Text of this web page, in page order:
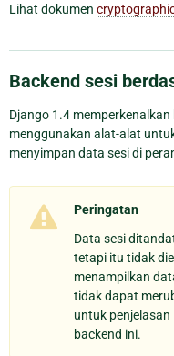
Lihat dokumen
Backend sesi
Django 1.4
menggunakan alat-alat
menyimpan data sesi di
Peringatan
Data sesi
tetapi itu tidak
menampilkan
tidak dapat
untuk penjelasan
backend ini.